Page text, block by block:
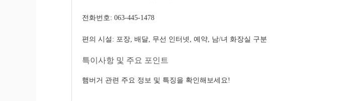
전화번호: 063-445-1478
편의 시설: 포장, 배달, 무선 인터넷, 예약, 남/녀 화장실 구분
특이사항 및 주요 포인트
햄버거 관련 주요 정보 및 특징을 확인해보세요!